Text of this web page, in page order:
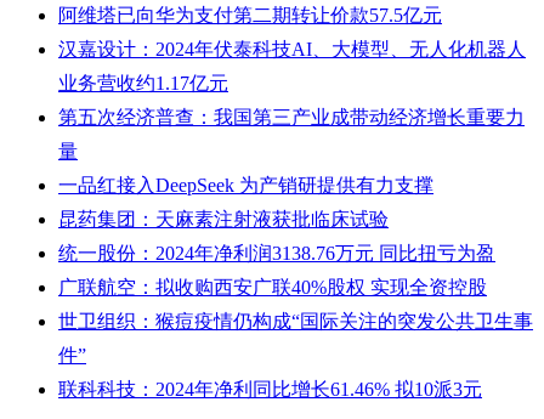
阿维塔已向华为支付第二期转让价款57.5亿元
汉嘉设计：2024年伏泰科技AI、大模型、无人化机器人
业务营收约1.17亿元
第五次经济普查：我国第三产业成带动经济增长重要力
量
一品红接入DeepSeek 为产销研提供有力支撑
昆药集团：天麻素注射液获批临床试验
统一股份：2024年净利润3138.76万元 同比扭亏为盈
广联航空：拟收购西安广联40%股权 实现全资控股
世卫组织：猴痘疫情仍构成“国际关注的突发公共卫生事
件”
联科科技：2024年净利同比增长61.46% 拟10派3元